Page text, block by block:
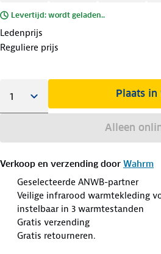
Levertijd: wordt geladen..
Ledenprijs
Reguliere prijs
Plaats
Alleen
Verkoop en verzending door Wahrm
Geselecteerde ANWB-partner
Veilige infrarood warmtekleding
instelbaar in 3 warmtestanden
Gratis verzending
Gratis retourneren.